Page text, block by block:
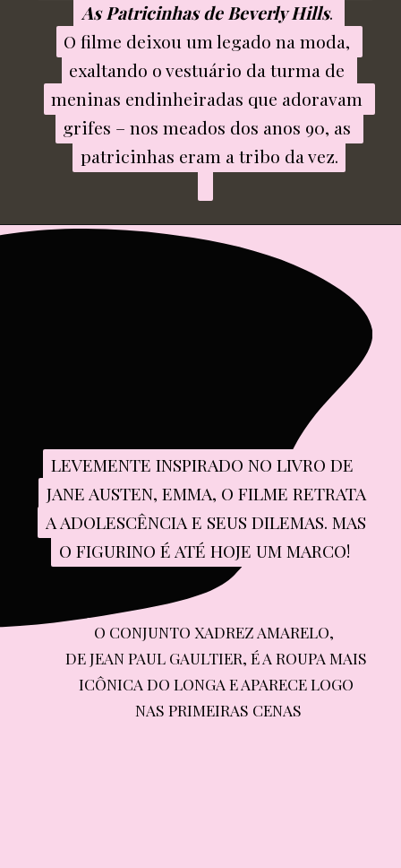
As Patricinhas de Beverly Hills.
O filme deixou um legado na moda,
exaltando o vestuário da turma de
meninas endinheiradas que adoravam
grifes – nos meados dos anos 90, as
patricinhas eram a tribo da vez.
As Patricinhas de Beverly Hills.
O filme deixou um legado na moda,
exaltando o vestuário da turma de
meninas endinheiradas que adoravam
grifes – nos meados dos anos 90, as
patricinhas eram a tribo da vez.
LEVEMENTE INSPIRADO NO LIVRO DE
JANE AUSTEN, EMMA, O FILME RETRATA
A ADOLESCÊNCIA E SEUS DILEMAS. MAS
O FIGURINO É ATÉ HOJE UM MARCO!
LEVEMENTE INSPIRADO NO LIVRO DE
JANE AUSTEN, EMMA, O FILME RETRATA
A ADOLESCÊNCIA E SEUS DILEMAS. MAS
O FIGURINO É ATÉ HOJE UM MARCO!
O CONJUNTO XADREZ AMARELO,
DE JEAN PAUL GAULTIER, É A ROUPA MAIS
ICÔNICA DO LONGA E APARECE LOGO
NAS PRIMEIRAS CENAS
O CONJUNTO XADREZ AMARELO,
DE JEAN PAUL GAULTIER, É A ROUPA MAIS
ICÔNICA DO LONGA E APARECE LOGO
NAS PRIMEIRAS CENAS